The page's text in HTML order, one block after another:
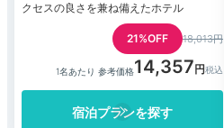
クセスの良さを兼ね備えたホテル
21%OFF 18,013円
1名あたり 参考価格14,357
宿泊プランを探す